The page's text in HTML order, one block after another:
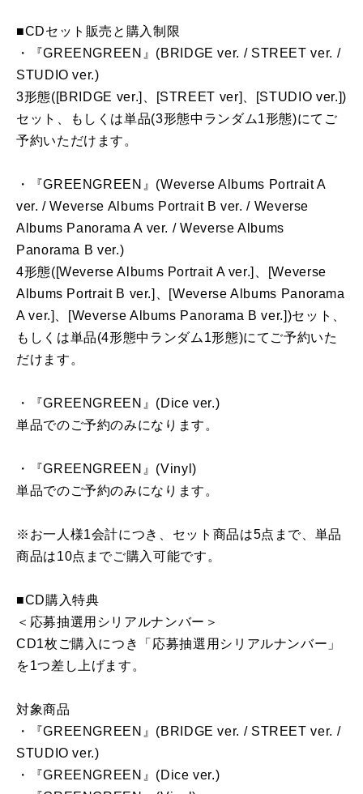
■CDセット販売と購入制限
・『GREENGREEN』(BRIDGE ver. / STREET ver. /
STUDIO ver.)
3形態([BRIDGE ver.]、[STREET ver]、[STUDIO ver.])
セット、もしくは単品(3形態中ランダム1形態)にてご
予約いただけます。
・『GREENGREEN』(Weverse Albums Portrait A
ver. / Weverse Albums Portrait B ver. / Weverse
Albums Panorama A ver. / Weverse Albums
Panorama B ver.)
4形態([Weverse Albums Portrait A ver.]、[Weverse
Albums Portrait B ver.]、[Weverse Albums Panorama
A ver.]、[Weverse Albums Panorama B ver.])セット、
もしくは単品(4形態中ランダム1形態)にてご予約いた
だけます。
・『GREENGREEN』(Dice ver.)
単品でのご予約のみになります。
・『GREENGREEN』(Vinyl)
単品でのご予約のみになります。
※お一人様1会計につき、セット商品は5点まで、単品
商品は10点までご購入可能です。
■CD購入特典
＜応募抽選用シリアルナンバー＞
CD1枚ご購入につき「応募抽選用シリアルナンバー」
を1つ差し上げます。
対象商品
・『GREENGREEN』(BRIDGE ver. / STREET ver. /
STUDIO ver.)
・『GREENGREEN』(Dice ver.)